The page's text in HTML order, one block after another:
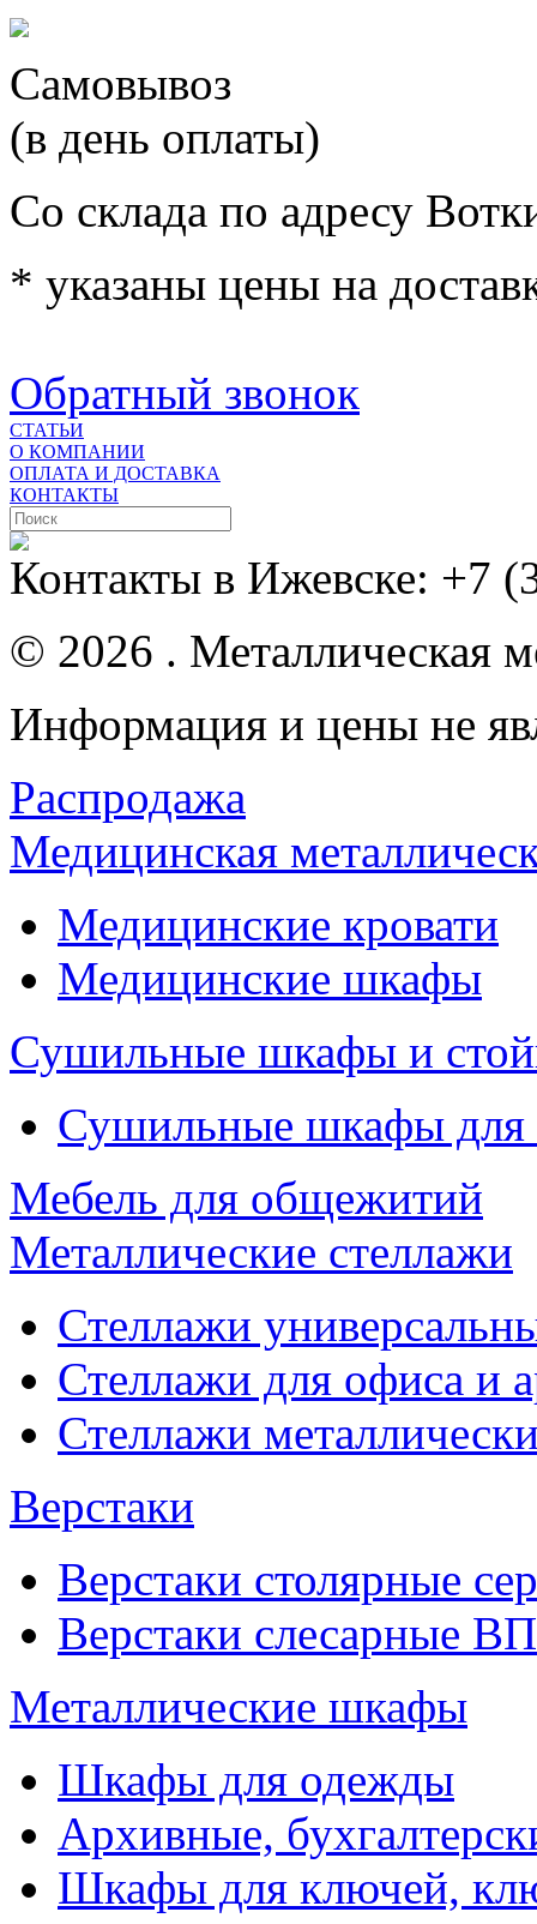
Самовывоз
(в день оплаты)
Со склада по адресу
* указаны цены на
Обратный звонок
СТАТЬИ
О КОМПАНИИ
ОПЛАТА И ДОСТАВКА
КОНТАКТЫ
Контакты в Ижевске: +7
© 2026 . Металлическая
Информация и цены не
Распродажа
Медицинская
Медицинские кровати
Медицинские шкафы
Сушильные шкафы и
Сушильные шкафы
Мебель для общежитий
Металлические стеллажи
Стеллажи
Стеллажи для офиса и
Стеллажи
Верстаки
Верстаки столярные
Верстаки слесарные ВП
Металлические шкафы
Шкафы для одежды
Архивные,
Шкафы для ключей,